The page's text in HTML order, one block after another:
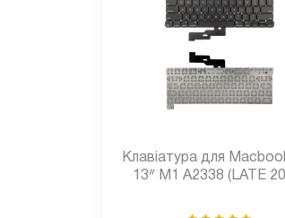
Клавіатура для
13ᐥ M1 A2338 (LATE